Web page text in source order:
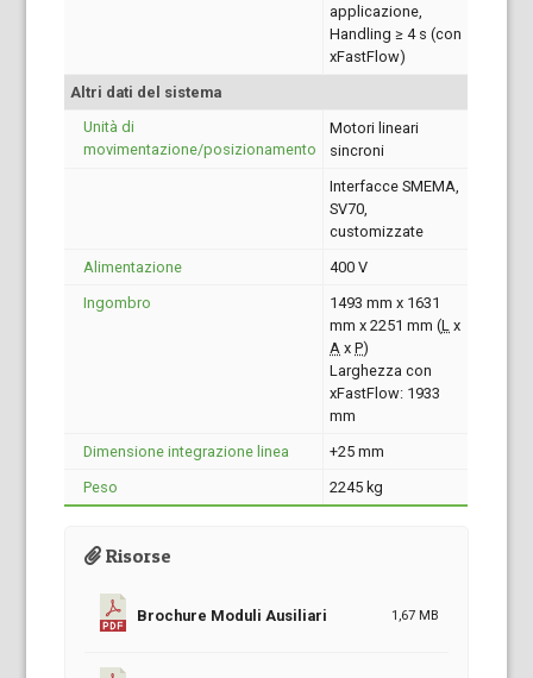
applicazione,
Handling ≥ 4 s (con
xFastFlow)
Altri dati del sistema
Unità di
movimentazione/posizionamento
Motori lineari
sincroni
Interfacce SMEMA,
SV70,
customizzate
Alimentazione
400 V
Ingombro
1493 mm x 1631
mm x 2251 mm (L x
A xP)
Larghezza con
xFastFlow: 1933
mm
Dimensione integrazione linea
+25 mm
Peso
2245 kg
Risorse
Brochure Moduli Ausiliari 1,67 MB